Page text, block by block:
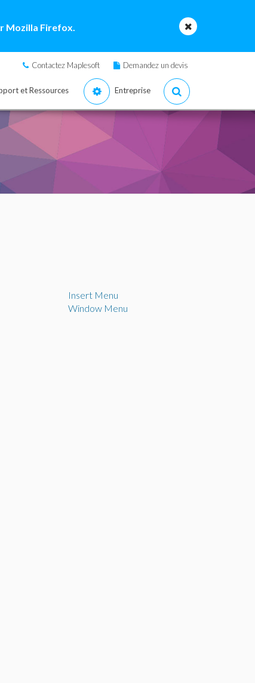
Mozilla Firefox.
Contactez Maplesoft Demandez un devis
et Ressources Entreprise
Insert Menu
Window Menu